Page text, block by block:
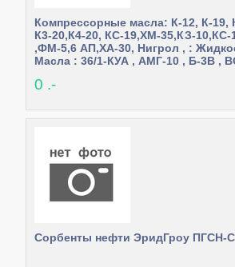
Компрессорные масла: К-12, К-19,
К3-20,К4-20, КС-19,ХМ-35,КЗ-
,ФМ-5,6 АП,ХА-30, Нигрол , :
Масла : 36/1-КУА , АМГ-10 , Б-3В ,
Турбоникойл-210
0 .-
Сорбенты нефти ЭридГроу ПГСН-С